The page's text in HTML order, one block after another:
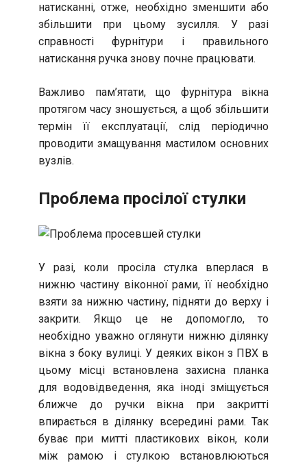
натисканні, отже, необхідно зменшити або
збільшити при цьому зусилля. У разі
справності фурнітури і правильного
натискання ручка знову почне працювати.
Важливо пам’ятати, що фурнітура вікна
протягом часу зношується, а щоб збільшити
термін її експлуатації, слід періодично
проводити змащування мастилом основних
вузлів.
Проблема просілої стулки
У разі, коли просіла стулка вперлася в
нижню частину віконної рами, її необхідно
взяти за нижню частину, підняти до верху і
закрити. Якщо це не допомогло, то
необхідно уважно оглянути нижню ділянку
вікна з боку вулиці. У деяких вікон з ПВХ в
цьому місці встановлена захисна планка
для водовідведення, яка іноді зміщується
ближче до ручки вікна при закритті
впирається в ділянку всередині рами. Так
буває при митті пластикових вікон, коли
між рамою і стулкою встановлюються